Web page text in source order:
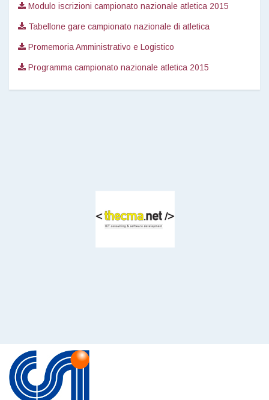
Modulo iscrizioni campionato nazionale atletica 2015
Tabellone gare campionato nazionale di atletica
Promemoria Amministrativo e Logistico
Programma campionato nazionale atletica 2015